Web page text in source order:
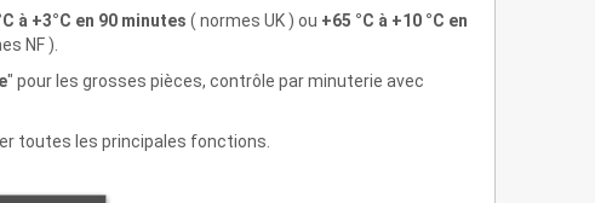
à +3°C en 90 minutes ( normes UK ) ou +65 °C à +10 °C en
NF ).
" pour les grosses pièces, contrôle par minuterie avec
toutes les principales fonctions.